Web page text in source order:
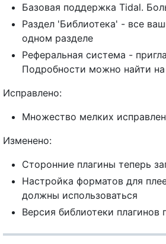
Базовая поддержка Tidal.
Раздел 'Библиотека' - все
одном разделе
Реферальная система -
Подробности можно найти
Исправлено:
Множество мелких
Изменено:
Сторонние плагины теперь
Настройка форматов для
должны использоваться
Версия библиотеки плагинов